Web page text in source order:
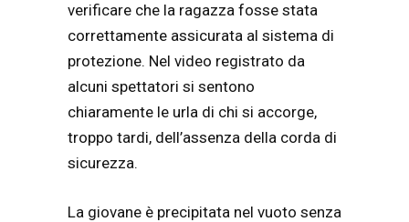
verificare che la ragazza fosse stata
correttamente assicurata al sistema di
protezione. Nel video registrato da
alcuni spettatori si sentono
chiaramente le urla di chi si accorge,
troppo tardi, dell’assenza della corda di
sicurezza.
La giovane è precipitata nel vuoto senza